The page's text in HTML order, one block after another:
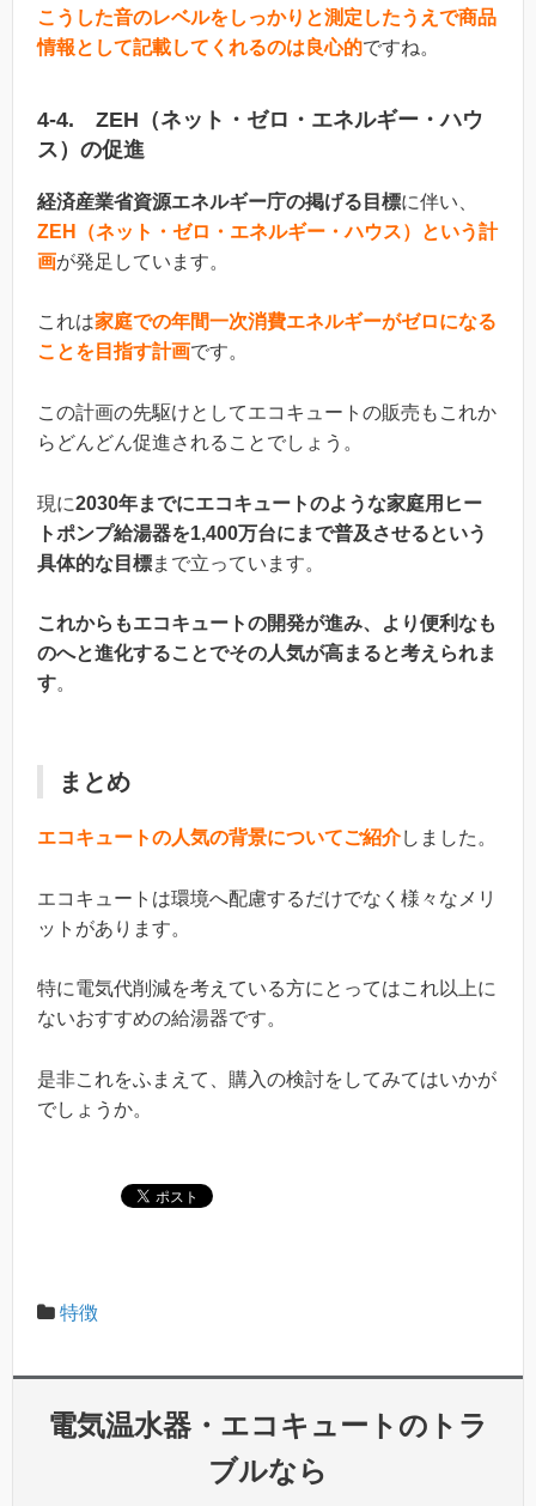
こうした音のレベルをしっかりと測定したうえで商品
情報として記載してくれるのは良心的ですね。
4-4. ZEH（ネット・ゼロ・エネルギー・ハウ
ス）の促進
経済産業省資源エネルギー庁の掲げる目標に伴い、
ZEH（ネット・ゼロ・エネルギー・ハウス）という計
画が発足しています。
これは家庭での年間一次消費エネルギーがゼロになる
ことを目指す計画です。
この計画の先駆けとしてエコキュートの販売もこれか
らどんどん促進されることでしょう。
現に2030年までにエコキュートのような家庭用ヒー
トポンプ給湯器を1,400万台にまで普及させるという
具体的な目標まで立っています。
これからもエコキュートの開発が進み、より便利なも
のへと進化することでその人気が高まると考えられま
す。
まとめ
エコキュートの人気の背景についてご紹介しました。
エコキュートは環境へ配慮するだけでなく様々なメリ
ットがあります。
特に電気代削減を考えている方にとってはこれ以上に
ないおすすめの給湯器です。
是非これをふまえて、購入の検討をしてみてはいかが
でしょうか。
特徴
電気温水器・エコキュートのトラ
ブルなら